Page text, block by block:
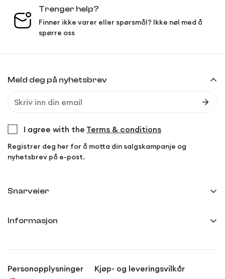
Trenger help?
Finner ikke varer eller spørsmål? Ikke nøl med å
spørre oss
Snarveier
Ordreoversikt
Informasjon
Personvernerklæring
Meld deg på nyhetsbrev
I agree with the Terms & conditions
Registrer deg her for å motta din salgskampanje og
nyhetsbrev på e-post.
Personopplysninger
Kjøp- og leveringsvilkår